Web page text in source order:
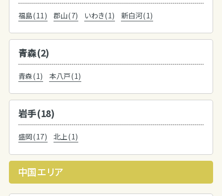
福島(11) 郡山(7) いわき(1) 新白河(1)
青森(2)
青森(1) 本八戸(1)
岩手(18)
盛岡(17) 北上(1)
中国エリア